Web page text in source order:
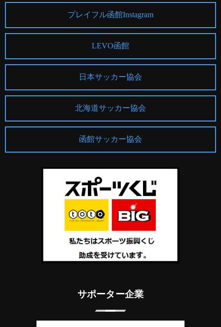
プレイフル函館Instagram
LEVO函館
日本サッカー協会
北海道サッカー協会
函館サッカー協会
サポーター企業